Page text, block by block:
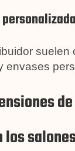
suelen
envases